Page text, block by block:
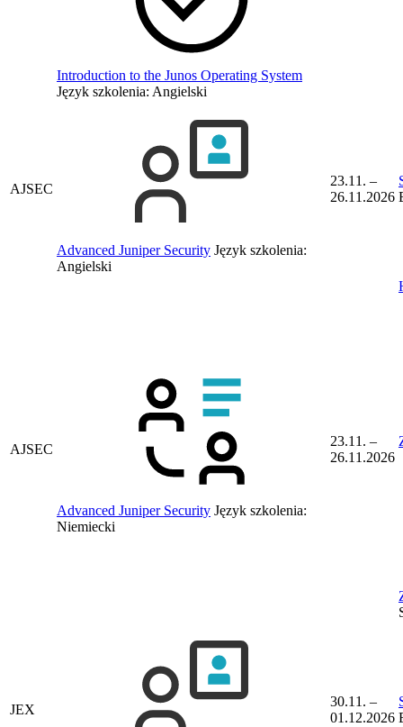
Introduction to the Junos Operating System
Język szkolenia: Angielski
AJSEC
Advanced Juniper Security Język szkolenia:
Angielski
23.11. –
26.11.2026
AJSEC
Advanced Juniper Security Język szkolenia:
Niemiecki
23.11. –
26.11.2026
JEX
30.11. –
01.12.2026